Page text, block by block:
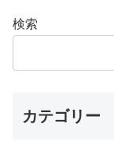
検索
カテゴリー